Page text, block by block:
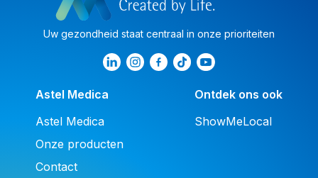
Uw gezondheid staat centraal in onze prioriteiten
Astel Medica
Astel Medica
Onze producten
Contact
Ontdek ons ook
ShowMeLocal